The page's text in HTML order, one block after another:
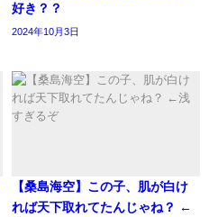
好き？？
2024年10月3日
【桑島海空】この子、肌が白け
れば天下取れてたんじゃね？ ←